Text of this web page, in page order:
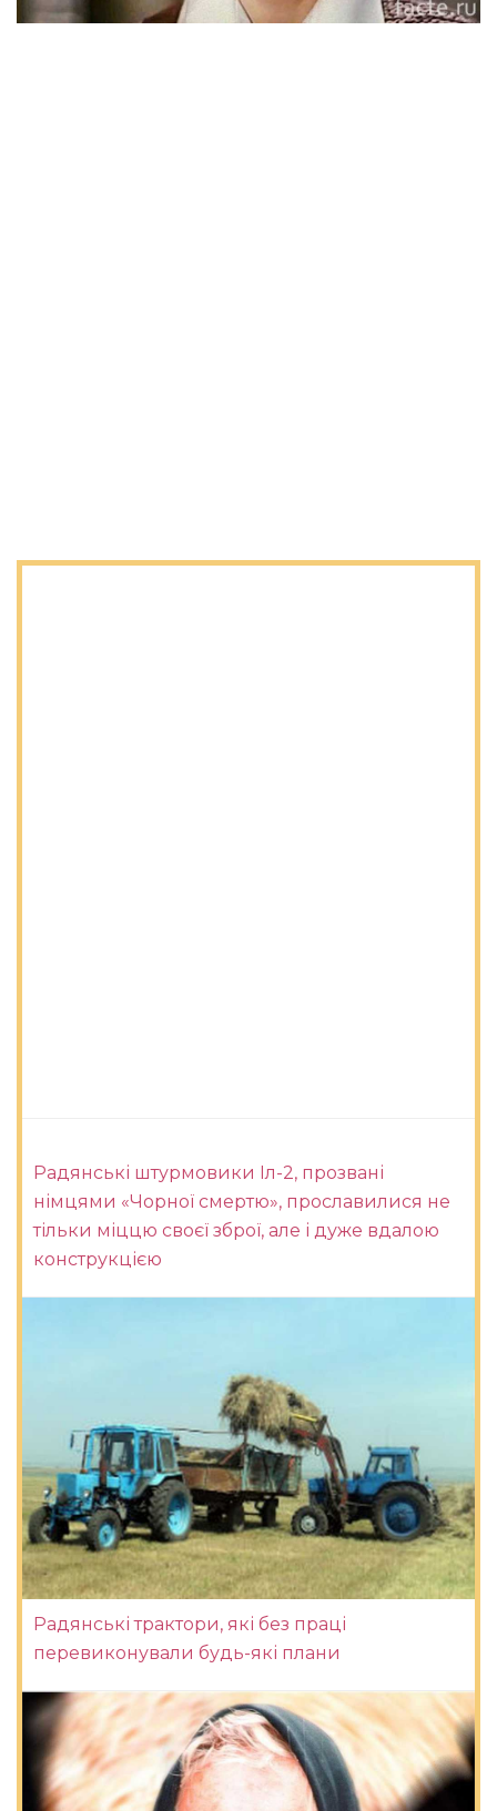
Радянські штурмовики Іл-2, прозвані
німцями «Чорної смертю», прославилися не
тільки міццю своєї зброї, але і дуже вдалою
конструкцією
Радянські трактори, які без праці
перевиконували будь-які плани